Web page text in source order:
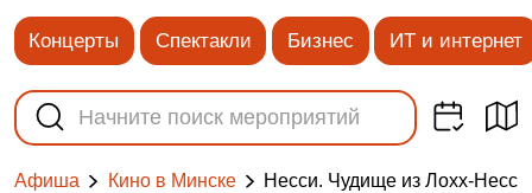
Концерты Спектакли Бизнес ИТ и интернет
Афиша Кино в Минске Несси. Чудище из Лохх-Несс